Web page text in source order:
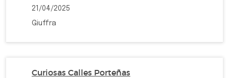
21/04/2025
Giuffra
Curiosas Calles Porteñas